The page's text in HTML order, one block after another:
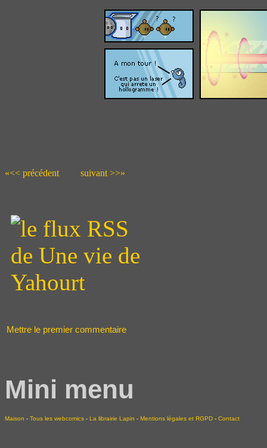
«<< précédent suivant >>»
Mettre le premier commentaire
Mini menu
Maison - Tous les webcomics - La librairie Lapin - Mentions légales et RGPD - Contact